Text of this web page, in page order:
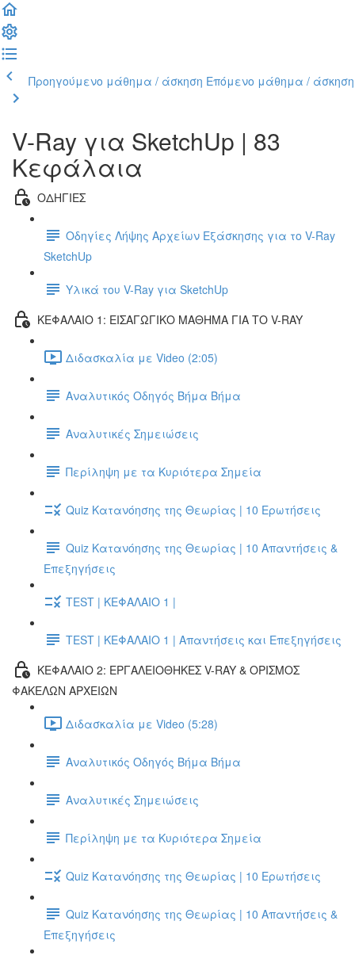
Προηγούμενο μάθημα / άσκηση Επόμενο μάθημα / άσκηση
V-Ray για SketchUp | 83
Κεφάλαια
ΟΔΗΓΙΕΣ
Οδηγίες Λήψης Αρχείων Εξάσκησης για το V-Ray
SketchUp
Υλικά του V-Ray για SketchUp
ΚΕΦΑΛΑΙΟ 1: ΕΙΣΑΓΩΓΙΚΟ ΜΑΘΗΜΑ ΓΙΑ ΤΟ V-RAY
Διδασκαλία με Video (2:05)
Αναλυτικός Οδηγός Βήμα Βήμα
Αναλυτικές Σημειώσεις
Περίληψη με τα Κυριότερα Σημεία
Quiz Κατανόησης της Θεωρίας | 10 Ερωτήσεις
Quiz Κατανόησης της Θεωρίας | 10 Απαντήσεις &
Επεξηγήσεις
TEST | ΚΕΦΑΛΑΙΟ 1 |
TEST | ΚΕΦΑΛΑΙΟ 1 | Απαντήσεις και Επεξηγήσεις
ΚΕΦΑΛΑΙΟ 2: ΕΡΓΑΛΕΙΟΘΗΚΕΣ V-RAY & ΟΡΙΣΜΟΣ
ΦΑΚΕΛΩΝ ΑΡΧΕΙΩΝ
Διδασκαλία με Video (5:28)
Αναλυτικός Οδηγός Βήμα Βήμα
Αναλυτικές Σημειώσεις
Περίληψη με τα Κυριότερα Σημεία
Quiz Κατανόησης της Θεωρίας | 10 Ερωτήσεις
Quiz Κατανόησης της Θεωρίας | 10 Απαντήσεις &
Επεξηγήσεις